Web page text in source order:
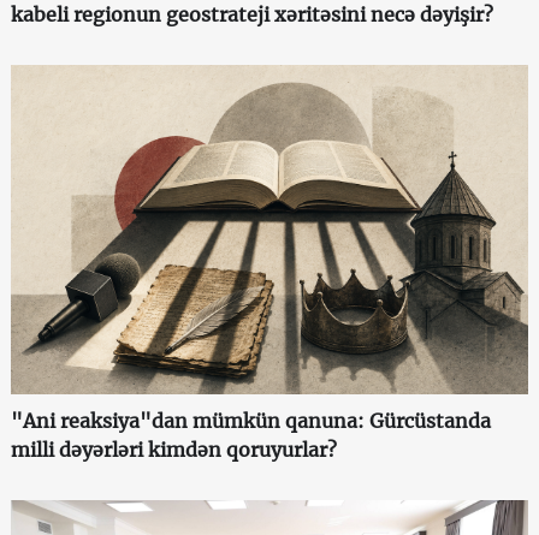
kabeli regionun geostrateji xəritəsini necə dəyişir?
"Ani reaksiya"dan mümkün qanuna: Gürcüstanda
milli dəyərləri kimdən qoruyurlar?